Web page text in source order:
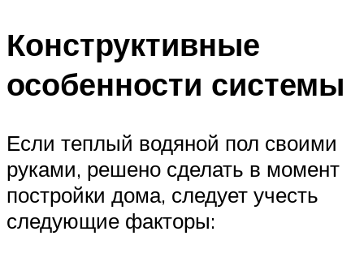
Конструктивные
особенности системы
Если теплый водяной пол своими
руками, решено сделать в момент
постройки дома, следует учесть
следующие факторы: